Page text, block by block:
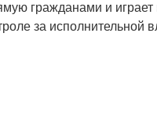
гражданами и
за исполнительной